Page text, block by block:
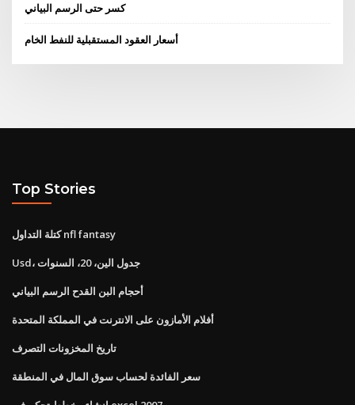
كسر حتى الرسم البياني
أسعار العقود المستقبلية للنفط الخام
Top Stories
كتلة التداول nfl fantasy
Usd، جدول الين، 20، السنوات
أحجام البن القدح الرسم البياني
أفلام الأمازون على الانترنت في المملكة المتحدة
تاريخ المخزونات التصرف
سعر الفائدة لحساب سوق المال في المنطقة